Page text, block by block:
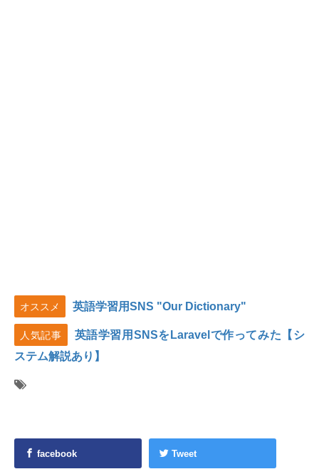
オススメ 英語学習用SNS "Our Dictionary"
人気記事
英語学習用SNSをLaravelで作ってみた【シ
ステム解説あり】
facebook Tweet